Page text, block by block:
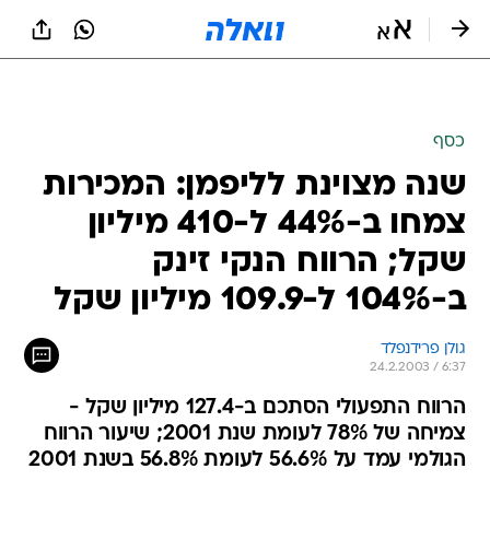
כסף
שנה מצוינת לליפמן: המכירות
צמחו ב-44% ל-410 מיליון
שקל; הרווח הנקי זינק
ב-104% ל-109.9 מיליון שקל
גולן פרידנפלד
24.2.2003 / 6:37
הרווח התפעולי הסתכם ב-127.4 מיליון שקל -
צמיחה של 78% לעומת שנת 2001; שיעור הרווח
הגולמי עמד על 56.6% לעומת 56.8% בשנת 2001